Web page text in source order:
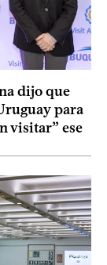
dijo que
para
visitar” ese